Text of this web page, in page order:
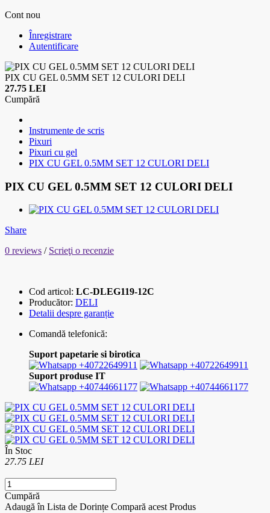
Cont nou
Înregistrare
Autentificare
PIX CU GEL 0.5MM SET 12 CULORI DELI
27.75 LEI
Cumpără
Instrumente de scris
Pixuri
Pixuri cu gel
PIX CU GEL 0.5MM SET 12 CULORI DELI
PIX CU GEL 0.5MM SET 12 CULORI DELI
Share
0 reviews / Scrieţi o recenzie
Cod articol: LC-DLEG119-12C
Producător: DELI
Detalii despre garanție
Comandă telefonică:
Suport papetarie si birotica
+40722649911
+40722649911
Suport produse IT
+40744661177
+40744661177
În Stoc
27.75 LEI
Cumpără
Adaugă în Lista de Dorințe Compară acest Produs